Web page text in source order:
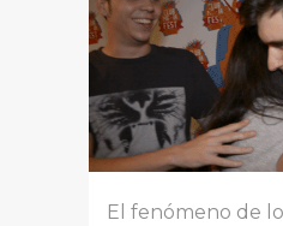
El fenómeno de